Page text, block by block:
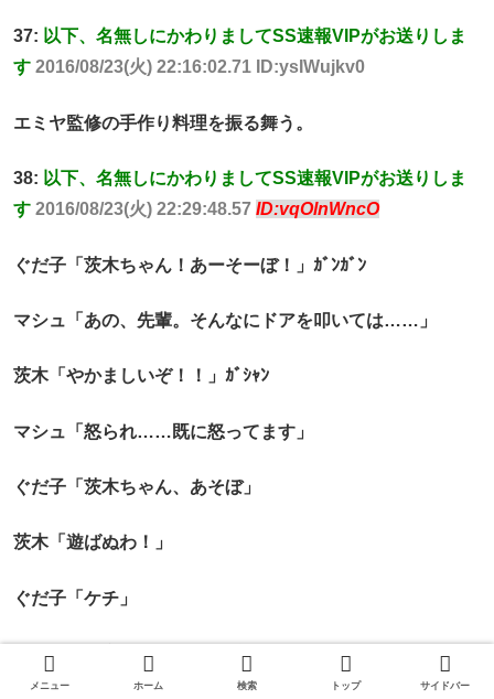
37: 以下、名無しにかわりましてSS速報VIPがお送りしま
す 2016/08/23(火) 22:16:02.71 ID:ysIWujkv0
エミヤ監修の手作り料理を振る舞う。
38: 以下、名無しにかわりましてSS速報VIPがお送りしま
す 2016/08/23(火) 22:29:48.57 ID:vqOlnWncO
ぐだ子「茨木ちゃん！あーそーぼ！」ｶﾞﾝｶﾞﾝ
マシュ「あの、先輩。そんなにドアを叩いては……」
茨木「やかましいぞ！！」ｶﾞｼｬﾝ
マシュ「怒られ……既に怒ってます」
ぐだ子「茨木ちゃん、あそぼ」
茨木「遊ばぬわ！」
ぐだ子「ケチ」
茨木「な、突然来てはケチ呼ばわりか！？鬼をも越える暴
虐っぷりではないか」
メニュー ホーム 検索 トップ サイドバー